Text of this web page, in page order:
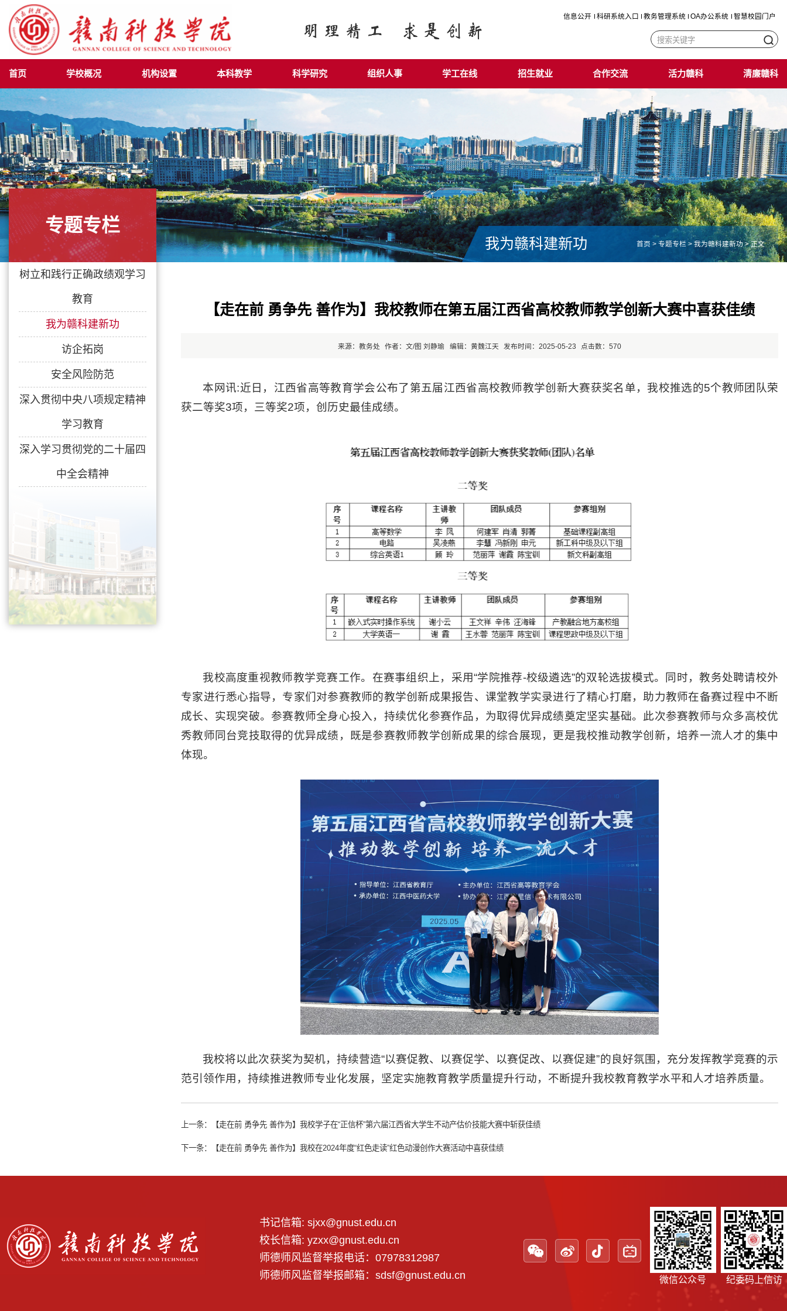
信息公开 科研系统入口 教务管理系统 OA办公系统 智慧校园门户
首页 学校概况 机构设置 本科教学 科学研究 组织人事 学工在线 招生就业 合作交流 活力赣科 清廉赣科
专题专栏
树立和践行正确政绩观学习
教育
我为赣科建新功
访企拓岗
安全风险防范
深入贯彻中央八项规定精神
学习教育
深入学习贯彻党的二十届四
中全会精神
我为赣科建新功 首页 >专题专栏 >我为赣科建新功>正文
【走在前 勇争先 善作为】我校教师在第五届江西省高校教师教学创新大赛中喜获佳绩
来源：教务处 作者：文/图 刘静瑜 编辑：黄魏江天 发布时间：2025-05-23 点击数：570
本网讯:近日，江西省高等教育学会公布了第五届江西省高校教师教学创新大赛获奖名单，我校推选的5个教师团队荣
获二等奖3项，三等奖2项，创历史最佳成绩。
我校高度重视教师教学竞赛工作。在赛事组织上，采用“学院推荐-校级遴选”的双轮选拔模式。同时，教务处聘请校外
专家进行悉心指导，专家们对参赛教师的教学创新成果报告、课堂教学实录进行了精心打磨，助力教师在备赛过程中不断
成长、实现突破。参赛教师全身心投入，持续优化参赛作品，为取得优异成绩奠定坚实基础。此次参赛教师与众多高校优
秀教师同台竞技取得的优异成绩，既是参赛教师教学创新成果的综合展现，更是我校推动教学创新，培养一流人才的集中
体现。
我校将以此次获奖为契机，持续营造“以赛促教、以赛促学、以赛促改、以赛促建”的良好氛围，充分发挥教学竞赛的示
范引领作用，持续推进教师专业化发展，坚定实施教育教学质量提升行动，不断提升我校教育教学水平和人才培养质量。
上一条： 【走在前 勇争先 善作为】我校学子在“正信杯”第六届江西省大学生不动产估价技能大赛中斩获佳绩
下一条： 【走在前 勇争先 善作为】我校在2024年度“红色走读”红色动漫创作大赛活动中喜获佳绩
书记信箱: sjxx@gnust.edu.cn
校长信箱: yzxx@gnust.edu.cn
师德师风监督举报电话：07978312987
师德师风监督举报邮箱：sdsf@gnust.edu.cn
微信公众号 纪委码上信访